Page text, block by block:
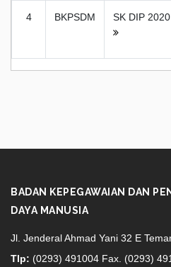
4 BKPSDM SK DIP 2020
BADAN KEPEGAWAIAN DAN
DAYA MANUSIA
Jl. Jenderal Ahmad Yani 32 E
Tlp: (0293) 491004 Fax. (0293)